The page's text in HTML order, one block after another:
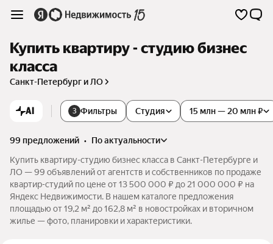
Купить квартиру - студию бизнес
класса
Санкт-Петербург и ЛО
AI 3 Фильтры Студия 15 млн — 20 млн ₽
99 предложений •
по актуальности
Купить квартиру-студию бизнес класса в Санкт-Петербурге и
ЛО — 99 объявлений от агентств и собственников по продаже
квартир-студий по цене от 13 500 000 ₽ до 21 000 000 ₽ на
Яндекс Недвижимости. В нашем каталоге предложения
площадью от 19,2 м² до 162,8 м² в новостройках и вторичном
жилье — фото, планировки и характеристики.